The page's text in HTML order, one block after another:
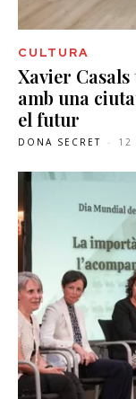
CULTURA
Xavier
amb una
el futur
DONA SECRET - 12